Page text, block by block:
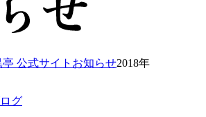
公式サイト お知らせ2018年
グ